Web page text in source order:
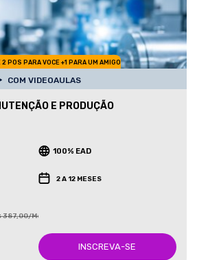
2 POS PARA VOCE +1 PARA UM AMIGO
COM VIDEOAULAS
E PRODUÇÃO
100% EAD
2 A 12 MESES
387,00/Mês
INSCREVA-SE